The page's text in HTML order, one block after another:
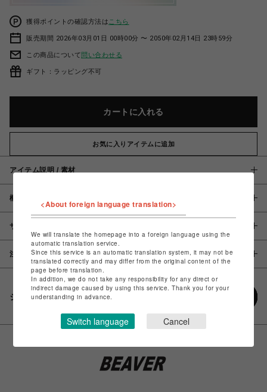
獲得ポイントの確認方法は こちら
販売期間 2026年03月01日 00時00分 〜 2050年02月14日 23時59分
この商品について問い合わせる
ギフト：ラッピング不可
カートに入れる
お気に入りアイテムに追加
アイテム説明 / 素材
概要
サイズ
注意事項
シェアする
<About foreign language translation>
We will translate the homepage into a foreign language using the
automatic translation service.
Since this service is an automatic translation system, it may not be
translated correctly and may differ from the original content of the
page before translation.
In addition, we do not take any responsibility for any direct or
indirect damage caused by using this service. Thank you for your
understanding in advance.
Switch language Cancel